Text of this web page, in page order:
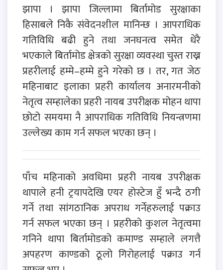
झापा । झापा जिल्लामा बिर्तामोड सुरक्षाका
हिसाबले निकै संवेदनशील मानिन्छ । आपराधिक
गतिविधि बढी हुने तथा जनघनत्व समेत धेरै
भएकाले बिर्तामोड क्षेत्रको सुरक्षा व्यवस्था चुस्त राख्न
प्रहरीलाई हम्मे–हम्मे हुने गरेको छ । तर, गत जेठ
महिनाबाट इलाका प्रहरी कार्यालय अनारमनीको
नेतृत्व सम्हालेका प्रहरी नायब उपरीक्षक मोहन थापा
छोटो समयमा नै आपराधिक गतिविधि नियन्त्रणमा
उल्लेख्य काम गर्न सफल भएका छन् ।
पाँच महिनाको अवधिमा प्रहरी नायब उपरीक्षक
थापाले हनी ट्रयापदेखि एयर होस्टेज हुँ भन्दै ठगी
गर्ने तथा सांगठानिक अपराध गर्नेहरुलाई पक्राउ
गर्न सफल भएका छन् । प्रहरीको कुशल नेतृत्वमा
गनिने थापा बिर्तामोडको कमाण्ड सम्हाले लगत्तै
अपहरण काण्डको ठूलो गिरोहलाई पक्राउ गर्न